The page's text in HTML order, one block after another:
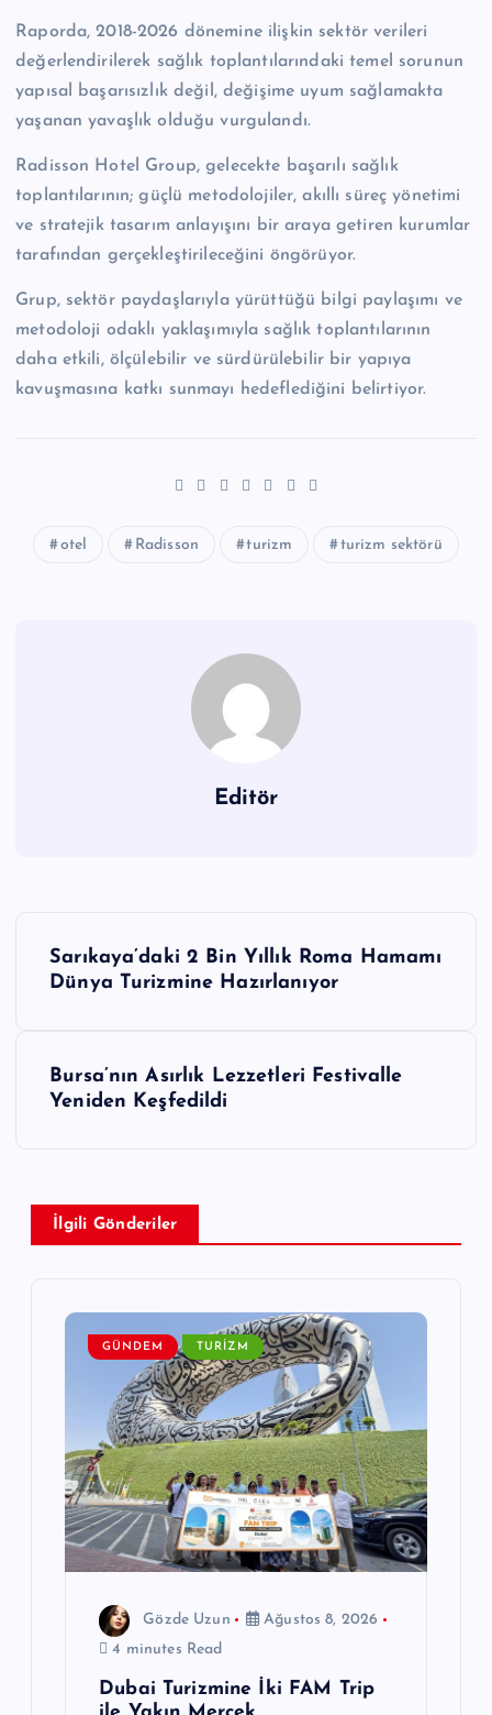
Raporda, 2018-2026 dönemine ilişkin sektör verileri
değerlendirilerek sağlık toplantılarındaki temel sorunun
yapısal başarısızlık değil, değişime uyum sağlamakta
yaşanan yavaşlık olduğu vurgulandı.
Radisson Hotel Group, gelecekte başarılı sağlık
toplantılarının; güçlü metodolojiler, akıllı süreç yönetimi
ve stratejik tasarım anlayışını bir araya getiren kurumlar
tarafından gerçekleştirileceğini öngörüyor.
Grup, sektör paydaşlarıyla yürüttüğü bilgi paylaşımı ve
metodoloji odaklı yaklaşımıyla sağlık toplantılarının
daha etkili, ölçülebilir ve sürdürülebilir bir yapıya
kavuşmasına katkı sunmayı hedeflediğini belirtiyor.
otel Radisson turizm turizm sektörü
Editör
z
Sarıkaya’daki 2 Bin Yıllık Roma Hamamı
Dünya Turizmine Hazırlanıyor
Bursa’nın Asırlık Lezzetleri Festivalle
Yeniden Keşfedildi
İlgili Gönderiler
GÜNDEM TURIZM
Gözde Uzun
Ağustos 8, 2026
4 minutes Read
Dubai Turizmine İki FAM Trip